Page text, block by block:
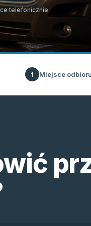
telefonicznie.
1 Miejsce odbioru